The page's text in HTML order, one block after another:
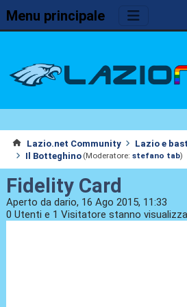
Menu principale
Lazio.net Community
Lazio e
Il Botteghino (Moderatore: stefano tab)
Fidelity Card
Aperto da dario, 16 Ago 2015, 11:33
0 Utenti e 1 Visitatore stanno